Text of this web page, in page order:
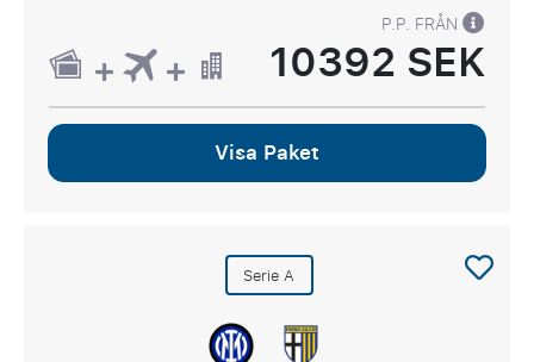
P.P. FRÅN
10392 SEK
Visa Paket
Serie A